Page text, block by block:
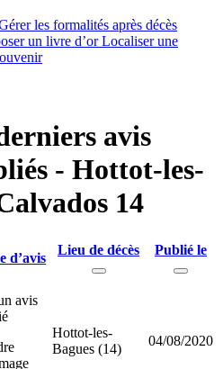
les formalités après décès
un livre d’orLocaliser une
avis
- Hottot-les-
14
d’avis
Lieu de décès Publié le
avis
Hottot-les-
Bagues (14)
04/08/2020